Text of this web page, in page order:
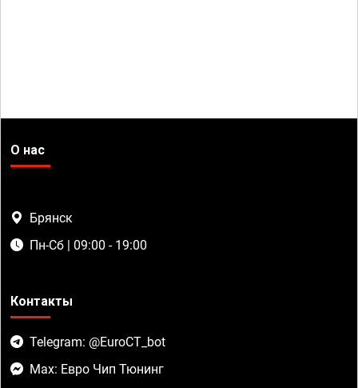
О нас
Брянск
Пн-Сб | 09:00 - 19:00
Контакты
Telegram: @EuroCT_bot
Max: Евро Чип Тюнинг